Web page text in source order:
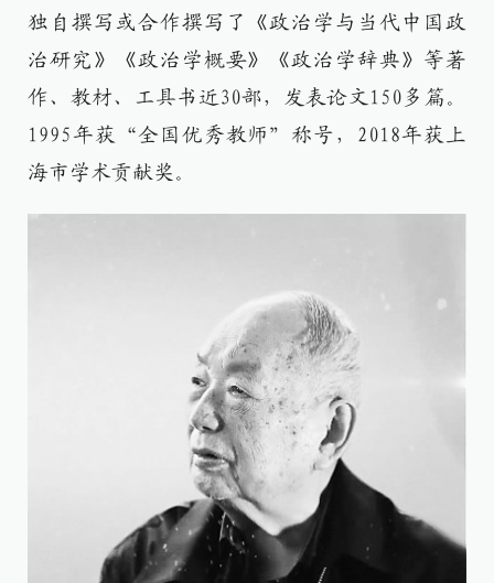
独自撰写或合作撰写了《政治学与当代中国政
治研究》《政治学概要》《政治学辞典》等著
作、教材、工具书近30部，发表论文150多篇。
1995年获“全国优秀教师”称号，2018年获上
海市学术贡献奖。